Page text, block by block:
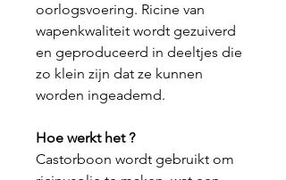
oorlogsvoering. Ricine van
wapenkwaliteit wordt gezuiverd
en geproduceerd in deeltjes die
zo klein zijn dat ze kunnen
worden ingeademd.
Hoe werkt het ?
Castorboon wordt gebruikt om